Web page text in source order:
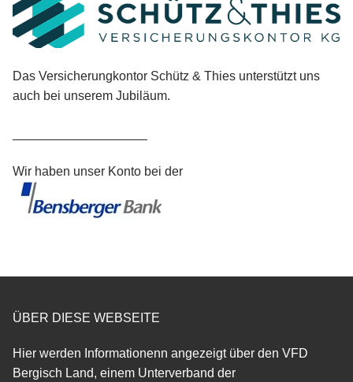
Das Versicherungkontor Schütz & Thies unterstützt uns
auch bei unserem Jubiläum.
Wir haben unser Konto bei der
ÜBER DIESE WEBSEITE
Hier werden Informationenn angezeigt über den VFD
Bergisch Land, einem Unterverband der